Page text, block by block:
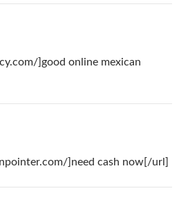
]good online mexican
]need cash now[/url]